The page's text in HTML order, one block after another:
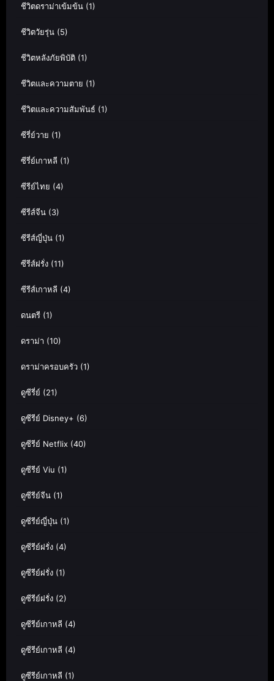
ชีวิตดราม่าเข้มข้น (1)
ชีวิตวัยรุ่น (5)
ชีวิตหลังภัยพิบัติ (1)
ชีวิตและความตาย (1)
ชีวิตและความสัมพันธ์ (1)
ซีรี่ย์วาย (1)
ซีรี่ย์เกาหลี (1)
ซีรีย์ไทย (4)
ซีรีส์จีน (3)
ซีรีส์ญี่ปุ่น (1)
ซีรีส์ฝรั่ง (11)
ซีรีส์เกาหลี (4)
ดนตรี (1)
ดราม่า (10)
ดราม่าครอบครัว (1)
ดูซีรี่ย์ (21)
ดูซีรีย์ Disney+ (6)
ดูซีรีย์ Netflix (40)
ดูซีรีย์ Viu (1)
ดูซีรีย์จีน (1)
ดูซีรีย์ญี่ปุ่น (1)
ดูซีรีย์ฝรั่ง (4)
ดูซีรีย์ฝรั่ง (1)
ดูซีรีย์ฝรั่ง (2)
ดูซีรีย์เกาหลี (4)
ดูซีรีย์เกาหลี (4)
ดูซีรีย์เกาหลี (1)